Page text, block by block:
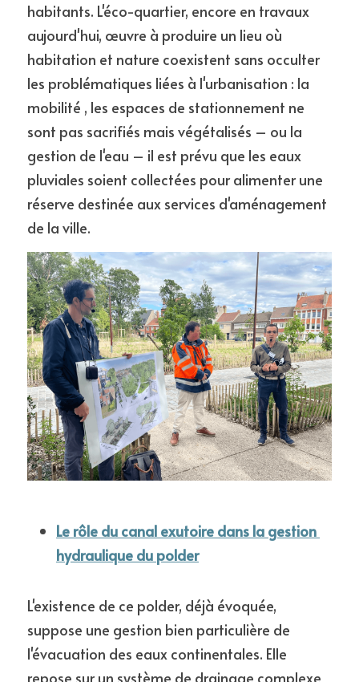
habitants. L'éco-quartier, encore en travaux
aujourd'hui, œuvre à produire un lieu où
habitation et nature coexistent sans occulter
les problématiques liées à l'urbanisation : la
mobilité , les espaces de stationnement ne
sont pas sacrifiés mais végétalisés – ou la
gestion de l'eau – il est prévu que les eaux
pluviales soient collectées pour alimenter une
réserve destinée aux services d'aménagement
de la ville.
Le rôle du canal exutoire dans la gestion
hydraulique du polder
L'existence de ce polder, déjà évoquée,
suppose une gestion bien particulière de
l'évacuation des eaux continentales. Elle
repose sur un système de drainage complexe